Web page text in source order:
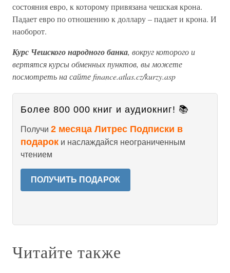
состояния евро, к которому привязана чешская крона.
Падает евро по отношению к доллару – падает и крона. И
наоборот.
Курс Чешского народного банка, вокруг которого и
вертятся курсы обменных пунктов, вы можете
посмотреть на сайте finance.atlas.cz/kurzy.asp
Более 800 000 книг и аудиокниг! 📚
Получи 2 месяца Литрес Подписки в
подарок и наслаждайся неограниченным
чтением
ПОЛУЧИТЬ ПОДАРОК
Читайте также